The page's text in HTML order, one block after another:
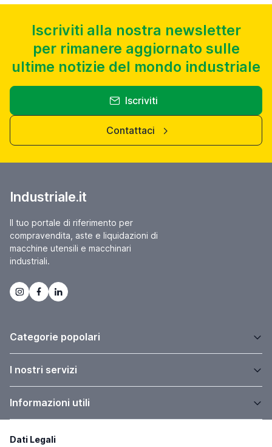
Iscriviti alla nostra newsletter
per rimanere aggiornato sulle
ultime notizie del mondo industriale
Iscriviti
Contattaci
Industriale.it
Il tuo portale di riferimento per
compravendita, aste e liquidazioni di
macchine utensili e macchinari
industriali.
Categorie popolari
I nostri servizi
Informazioni utili
Dati Legali